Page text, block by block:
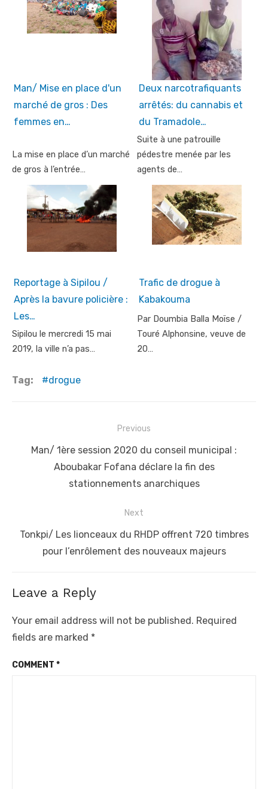
Man/ Mise en place d'un
marché de gros : Des
femmes en…
La mise en place d’un marché
de gros à l’entrée…
Deux narcotrafiquants
arrêtés: du cannabis et
du Tramadole…
Suite à une patrouille
pédestre menée par les
agents de…
Reportage à Sipilou /
Après la bavure policière :
Les…
Sipilou le mercredi 15 mai
2019, la ville n’a pas…
Trafic de drogue à
Kabakouma
Par Doumbia Balla Moïse /
Touré Alphonsine, veuve de
20…
Tag: drogue
navigation
Previous
Previous
Man/ 1ère session 2020 du conseil municipal :
Aboubakar Fofana déclare la fin des
stationnements anarchiques
Next
Next
Tonkpi/ Les lionceaux du RHDP offrent 720 timbres
pour l’enrôlement des nouveaux majeurs
Leave a Reply
Your email address will not be published. Required
fields are marked *
COMMENT *